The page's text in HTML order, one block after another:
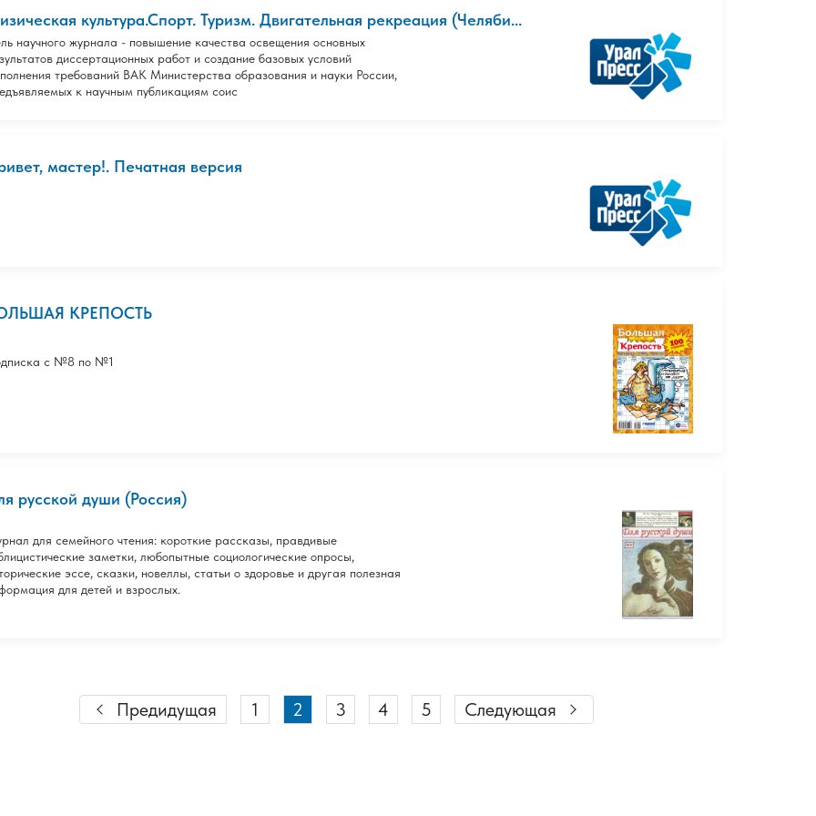
культура.Спорт. Туризм. Двигательная рекреация (Челяби...
научного журнала - повышение качества освещения основных
диссертационных работ и создание базовых условий
требований ВАК Министерства образования и науки России,
к научным публикациям соис
мастер!. Печатная версия
КРЕПОСТЬ
с №8 по №1
русской души (Россия)
для семейного чтения: короткие рассказы, правдивые
заметки, любопытные социологические опросы,
эссе, сказки, новеллы, статьи о здоровье и другая полезная
для детей и взрослых.
Предидущая 1 2 3 4 5 Следующая